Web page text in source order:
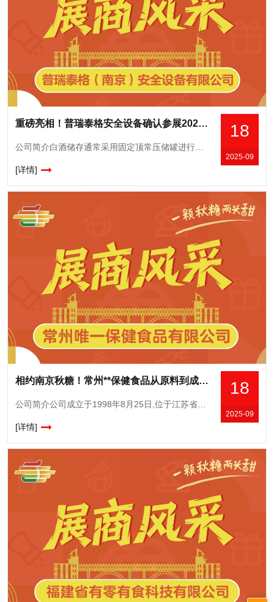
18
2025-09
重磅亮相！普瑞泰格安全设备确认参展2025南京秋糖，揭秘智慧安防新解决方案
[详情]
18
2025-09
相约南京秋糖！常州**保健食品从原料到成品的品质坚守，诚邀品鉴洽谈
[详情]